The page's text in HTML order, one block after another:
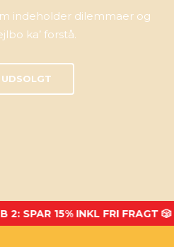
indeholder dilemmaer og
ka’ forstå.
UDSOLGT
15% INKL FRI FRAGT 🎲xxxxx